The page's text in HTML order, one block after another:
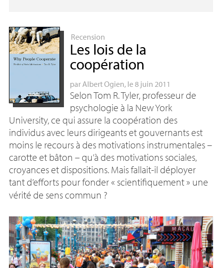
Recension
Les lois de la
coopération
par Albert Ogien, le 8 juin 2011
Selon Tom R. Tyler, professeur de
psychologie à la New York
University, ce qui assure la coopération des
individus avec leurs dirigeants et gouvernants est
moins le recours à des motivations instrumentales –
carotte et bâton – qu’à des motivations sociales,
croyances et dispositions. Mais fallait-il déployer
tant d’efforts pour fonder « scientifiquement» une
vérité de sens commun ?